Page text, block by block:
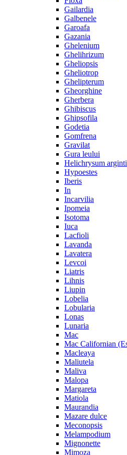
Gailardia
Galbenele
Garoafa
Gazania
Ghelenium
Ghelihrizum
Gheliopsis
Gheliotrop
Ghelipterum
Gheorghine
Gherbera
Ghibiscus
Ghipsofila
Godetia
Gomfrena
Gravilat
Gura leului
Helichrysum
Hypoestes
Iberis
In
Incarvilia
Ipomeia
Isotoma
Iuca
Lacfioli
Lavanda
Lavatera
Levcoi
Liatris
Lihnis
Liupin
Lobelia
Lobularia
Lonas
Lunaria
Mac
Mac Californian
Macleaya
Maliutela
Maliva
Malopa
Margareta
Matiola
Maurandia
Mazare dulce
Meconopsis
Melampodium
Mignonette
Mimoza